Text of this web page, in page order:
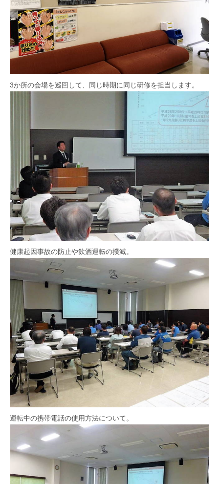
3か所の会場を巡回して、同じ時期に同じ研修を担当します。
健康起因事故の防止や飲酒運転の撲滅。
運転中の携帯電話の使用方法について。